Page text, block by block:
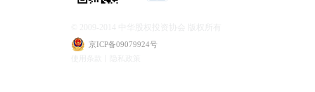
京ICP备09079924号